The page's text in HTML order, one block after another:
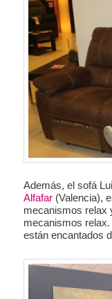
Además, el sofá
Alfafar (Valencia),
mecanismos relax
mecanismos
están encantados